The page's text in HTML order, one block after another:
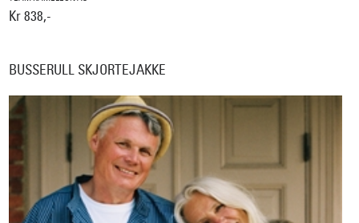
Kr 838,-
BUSSERULL SKJORTEJAKKE